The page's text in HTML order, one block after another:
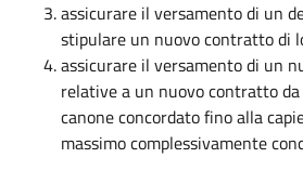
assicurare il versamento di un
stipulare un nuovo contratto di
assicurare il versamento di un
relative a un nuovo contratto
canone concordato fino alla
massimo complessivamente